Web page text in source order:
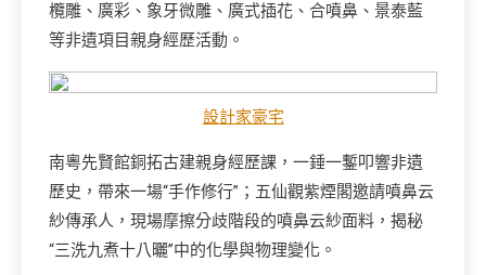
欖雕、廣彩、象牙微雕、廣式插花、合噴鼻、景泰藍
等非遺項目親身經歷活動。
設計家豪宅
南粵先賢館銅拓古建親身經歷課，一錘一鏨叩響非遺
歷史，帶來一場“手作修行”；五仙觀紫煙閣邀請噴鼻云
紗傳承人，現場摩擦分歧階段的噴鼻云紗面料，揭秘
“三洗九煮十八曬”中的化學與物理變化。